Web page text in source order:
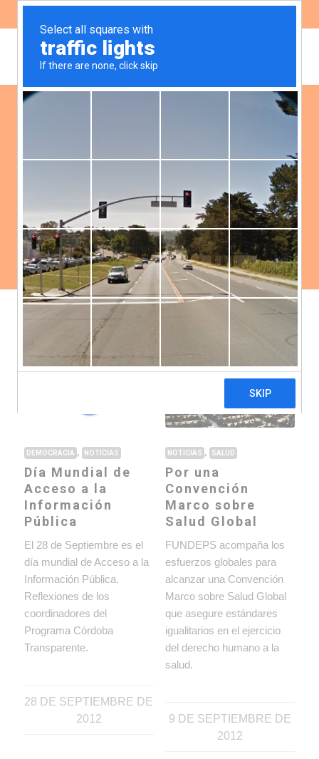
Noticias
Ultimas noticias ›
DEMOCRACIA , NOTICIAS
Día Mundial de
Acceso a la
Información
Pública
El 28 de Septiembre es el
día mundial de Acceso a la
Información Pública.
Reflexiones de los
coordinadores del
Programa Córdoba
Transparente.
28 DE SEPTIEMBRE DE
2012
NOTICIAS , SALUD
Por una
Convención
Marco sobre
Salud Global
FUNDEPS acompaña los
esfuerzos globales para
alcanzar una Convención
Marco sobre Salud Global
que asegure estándares
igualitarios en el ejercicio
del derecho humano a la
salud.
9 DE SEPTIEMBRE DE
2012